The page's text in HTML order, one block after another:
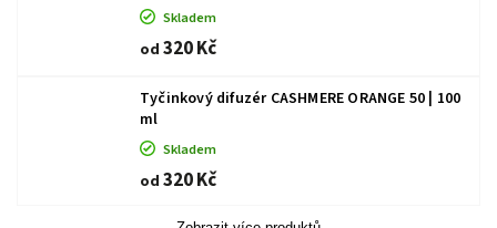
Skladem
od 320 Kč
Tyčinkový difuzér CASHMERE ORANGE 50 | 100
ml
Skladem
od 320 Kč